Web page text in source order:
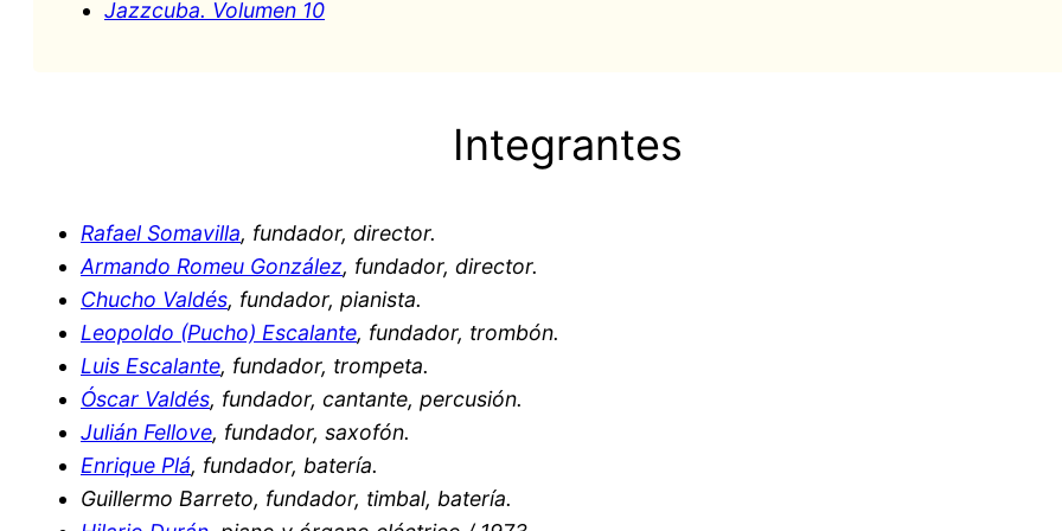
Jazzcuba. Volumen 10
Integrantes
Rafael Somavilla, fundador, director.
Armando Romeu González, fundador, director.
Chucho Valdés, fundador, pianista.
Leopoldo (Pucho) Escalante, fundador, trombón.
Luis Escalante, fundador, trompeta.
Óscar Valdés, fundador, cantante, percusión.
Julián Fellove, fundador, saxofón.
Enrique Plá, fundador, batería.
Guillermo Barreto, fundador, timbal, batería.